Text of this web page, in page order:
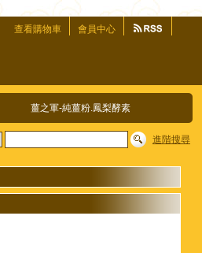
查看購物車 會員中心
薑之軍-純薑粉.鳳梨酵素
進階搜尋